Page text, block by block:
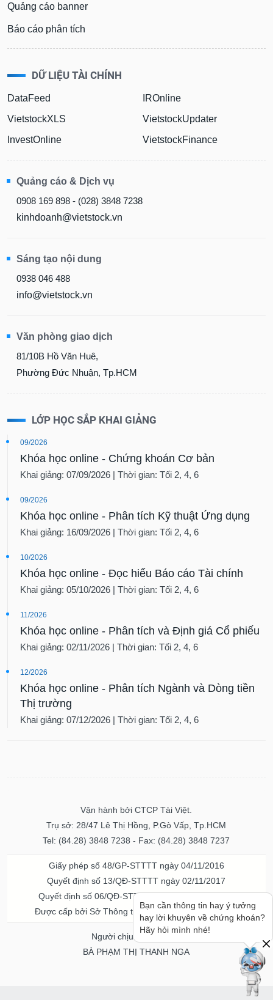
Quảng cáo banner
Báo cáo phân tích
DỮ LIỆU TÀI CHÍNH
DataFeed
VietstockXLS
InvestOnline
IROnline
VietstockUpdater
VietstockFinance
Quảng cáo & Dịch vụ
0908 169 898 - (028) 3848 7238
kinhdoanh@vietstock.vn
Sáng tạo nội dung
0938 046 488
info@vietstock.vn
Văn phòng giao dịch
81/10B Hồ Văn Huê,
Phường Đức Nhuận, Tp.HCM
LỚP HỌC SẮP KHAI GIẢNG
09/2026
Khóa học online - Chứng khoán Cơ bản
Khai giảng: 07/09/2026 | Thời gian: Tối 2, 4, 6
09/2026
Khóa học online - Phân tích Kỹ thuật Ứng dụng
Khai giảng: 16/09/2026 | Thời gian: Tối 2, 4, 6
10/2026
Khóa học online - Đọc hiểu Báo cáo Tài chính
Khai giảng: 05/10/2026 | Thời gian: Tối 2, 4, 6
11/2026
Khóa học online - Phân tích và Định giá Cổ phiếu
Khai giảng: 02/11/2026 | Thời gian: Tối 2, 4, 6
12/2026
Khóa học online - Phân tích Ngành và Dòng tiền
Thị trường
Khai giảng: 07/12/2026 | Thời gian: Tối 2, 4, 6
Vận hành bởi CTCP Tài Việt.
Trụ sở: 28/47 Lê Thị Hồng, P.Gò Vấp, Tp.HCM
Tel: (84.28) 3848 7238 - Fax: (84.28) 3848 7237
Giấy phép số 48/GP-STTTT ngày 04/11/2016
Quyết định số 13/QĐ-STTTT ngày 02/11/2017
Quyết định số 06/QĐ-STTTT-ICP ngày 20/07/2023
Được cấp bởi Sở Thông tin và Truyền thông TPHCM
Người chịu trách nhiệm
BÀ PHẠM THỊ THANH NGA
Bạn cần thông tin hay ý tưởng
hay lời khuyên về chứng khoán?
Hãy hỏi mình nhé!